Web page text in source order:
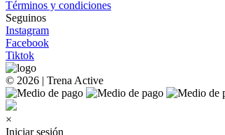
Términos y condiciones
Seguinos
Instagram
Facebook
Tiktok
© 2026 | Trena Active
×
Iniciar sesión